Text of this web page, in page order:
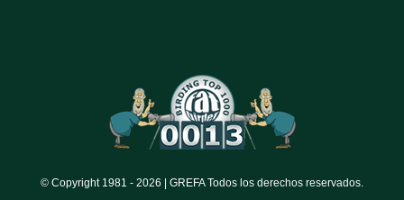
© Copyright 1981 - 2026 | GREFA Todos los derechos reservados.